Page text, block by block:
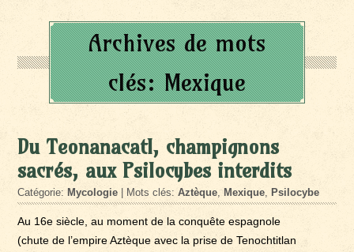
Archives de mots
clés:Mexique
Du Teonanacatl, champignons
sacrés, aux Psilocybes interdits
Catégorie: Mycologie | Mots clés:Aztèque, Mexique, Psilocybe
Au 16e siècle, au moment de la conquête espagnole
(chute de l’empire Aztèque avec la prise de Tenochtitlan